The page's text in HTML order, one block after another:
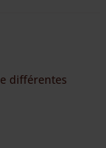
différentes